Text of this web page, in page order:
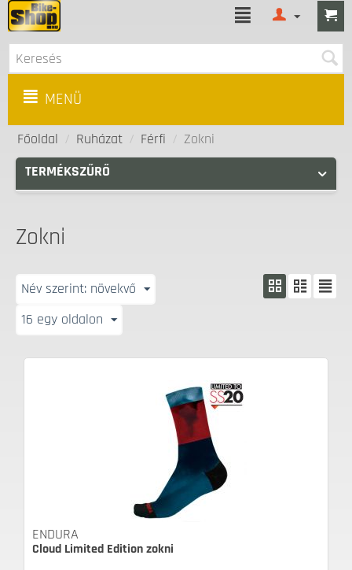
MENÜ
Főoldal / Ruházat / Férfi / Zokni
TERMÉKSZŰRŐ
Zokni
Név szerint: növekvő
16 egy oldalon
ENDURA
Cloud Limited Edition zokni